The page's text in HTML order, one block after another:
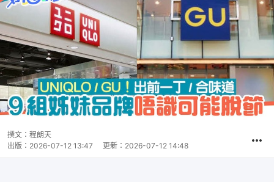
撰文： 程朗天
出版： 2026-07-12 13:47 更新： 2026-07-12 14:48